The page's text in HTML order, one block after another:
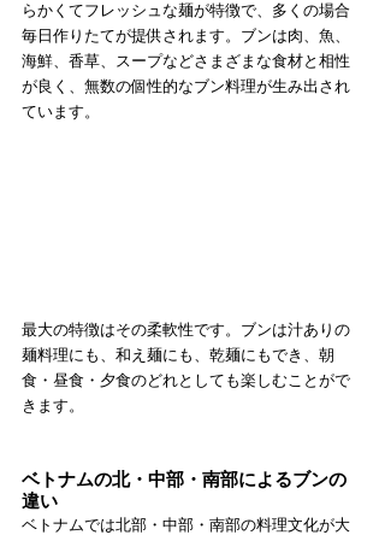
らかくてフレッシュな麺が特徴で、多くの場合
毎日作りたてが提供されます。ブンは肉、魚、
海鮮、香草、スープなどさまざまな食材と相性
が良く、無数の個性的なブン料理が生み出され
ています。
最大の特徴はその柔軟性です。ブンは汁ありの
麺料理にも、和え麺にも、乾麺にもでき、朝
食・昼食・夕食のどれとしても楽しむことがで
きます。
ベトナムの北・中部・南部によるブンの
違い
ベトナムでは北部・中部・南部の料理文化が大